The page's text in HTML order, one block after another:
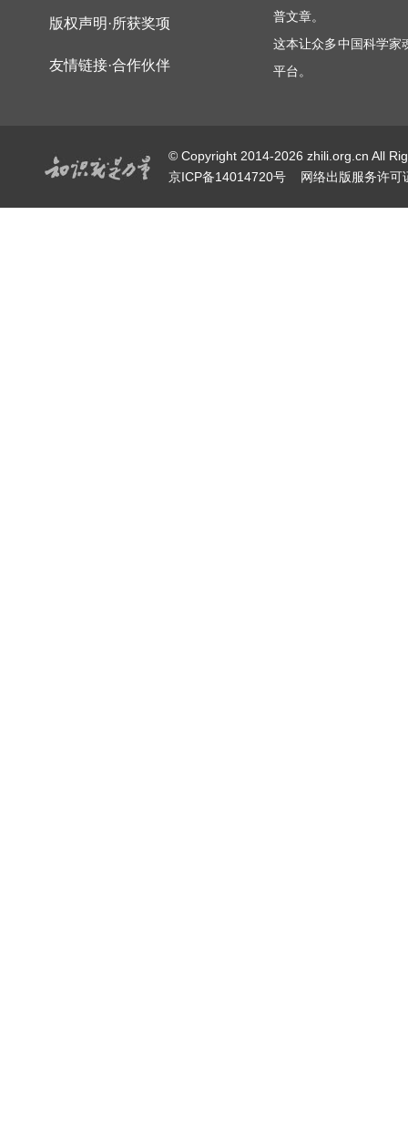
版权声明·所获奖项
友情链接·合作伙伴
普文章。
这本让众多中国科学家
平台。
© Copyright 2014-2026 zhili.org.cn All
京ICP备14014720号
网络出版服务许可